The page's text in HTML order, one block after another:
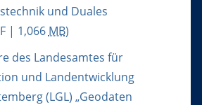
und Duales
| 1,066 MB)
des Landesamtes für
und Landentwicklung
(LGL) „Geodaten